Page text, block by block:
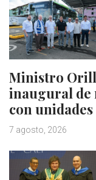
Ministro
inaugural de
con
7 agosto, 2026